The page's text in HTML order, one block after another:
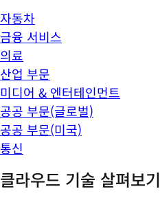
자동차
금융 서비스
의료
산업 부문
미디어 & 엔터테인먼트
공공 부문(글로벌)
공공 부문(미국)
통신
클라우드 기술 살펴보기